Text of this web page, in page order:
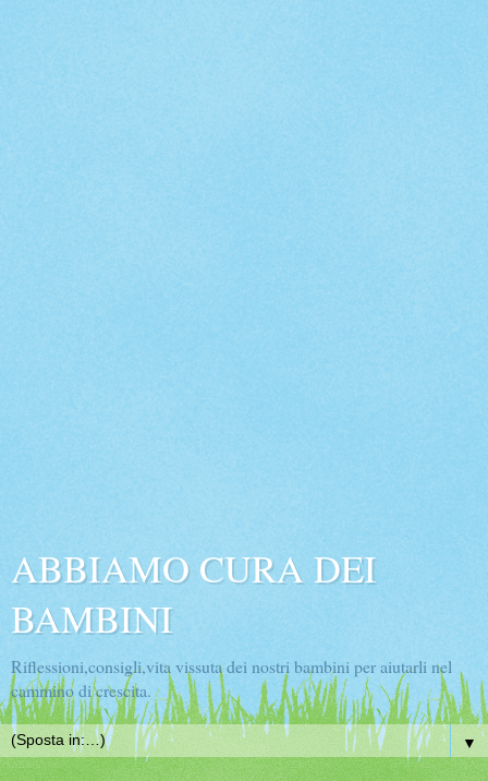
ABBIAMO CURA DEI
BAMBINI
Riflessioni,consigli,vita vissuta dei nostri bambini per aiutarli nel
cammino di crescita.
▼